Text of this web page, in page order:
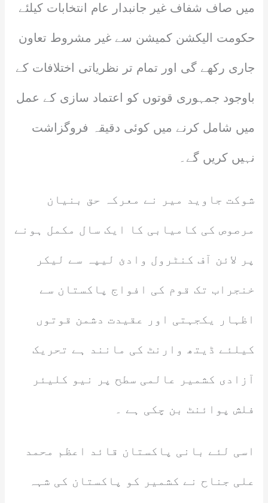
میں صاف شفاف غیر جانبدار عام انتخابات کیلئے
حکومت الیکشن کمیشن سے غیر مشروط تعاون
جاری رکھے گی اور تمام تر نظریاتی اختلافات کے
باوجود جمہوری قوتوں کو اعتماد سازی کے عمل
میں شامل کرنے میں کوئی دقیقہ فروگزاشت
نہیں کریں گے۔
شوکت جاوید میر نے معرکہ حق بنیان
مرصوص کی کامیابی کا ایک سال مکمل ہونے
پر لائن آف کنٹرول وادئ لیپہ سے لیکر
خنجراب تک قوم کی افواج پاکستان سے
اظہار یکجہتی اور عقیدت دشمن قوتوں
کیلئے ڈیتھ وارنٹ کی مانند ہے تحریک
آزادی کشمیر عالمی سطح پر نیو کلیئر
فلش پوائنٹ بن چکی ہے ۔
اسی لئے بانی پاکستان قائد اعظم محمد
علی جناح نے کشمیر کو پاکستان کی شہہ